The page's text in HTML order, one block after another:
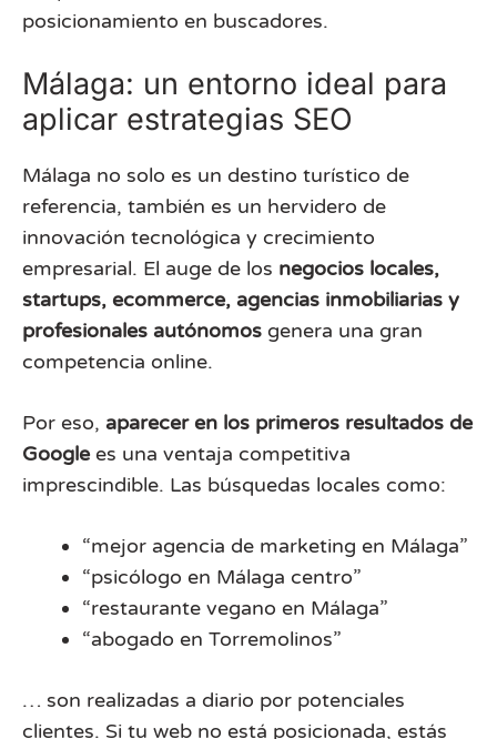
posicionamiento en buscadores.
Málaga: un entorno ideal para
aplicar estrategias SEO
Málaga no solo es un destino turístico de
referencia, también es un hervidero de
innovación tecnológica y crecimiento
empresarial. El auge de los negocios locales,
startups, ecommerce, agencias inmobiliarias y
profesionales autónomos genera una gran
competencia online.
Por eso, aparecer en los primeros resultados de
Googlees una ventaja competitiva
imprescindible. Las búsquedas locales como:
“mejor agencia de marketing en Málaga”
“psicólogo en Málaga centro”
“restaurante vegano en Málaga”
“abogado en Torremolinos”
… son realizadas a diario por potenciales
clientes. Si tu web no está posicionada, estás